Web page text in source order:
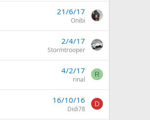
21/6/17
Onibi
2/4/17
Stormtrooper
4/2/17
rinal
R
16/10/16
Didi78
D